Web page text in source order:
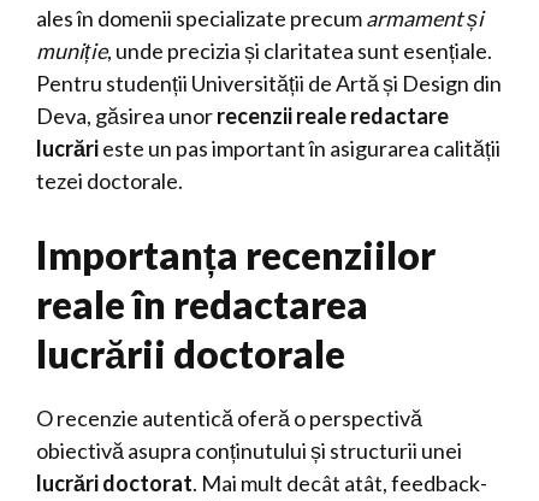
ales în domenii specializate precumarmament și
muniție, unde precizia și claritatea sunt esențiale.
Pentru studenții Universității de Artă și Design din
Deva, găsirea unorrecenzii reale redactare
lucrărieste un pas important în asigurarea calității
tezei doctorale.
Importanța recenziilor
reale în redactarea
lucrării doctorale
O recenzie autentică oferă o perspectivă
obiectivă asupra conținutului și structurii unei
lucrări doctorat. Mai mult decât atât, feedback-